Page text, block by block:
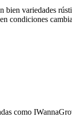
variedades
condiciones
como